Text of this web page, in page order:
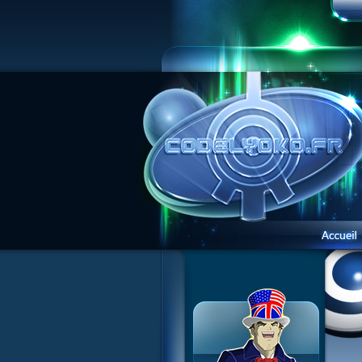
Visite guidée
Inscription
Contact
Concours